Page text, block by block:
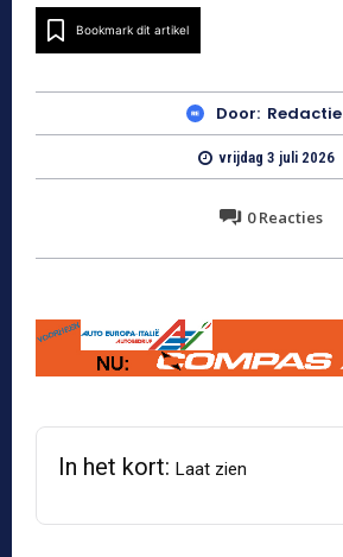
Bookmark dit artikel
Door: Redactie
vrijdag 3 juli 2026
0Reacties
In het kort: Laat zien